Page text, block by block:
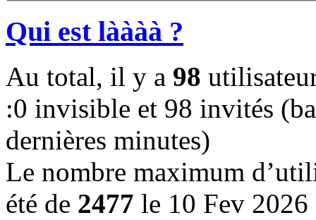
Qui est làààà ?
Au total, il y a 98
:0 invisible et 98 invités
dernières minutes)
Le nombre maximum
été de 2477 le 10 Fev